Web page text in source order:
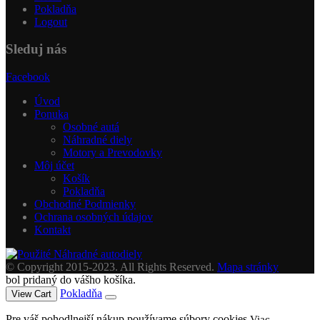
Pokladňa
Logout
Sleduj nás
Facebook
Úvod
Ponuka
Osobné autá
Náhradné diely
Motory a Prevodovky
Môj účet
Košík
Pokladňa
Obchodné Podmienky
Ochrana osobných údajov
Kontakt
© Copyright 2015-2023. All Rights Reserved. Mapa stránky
bol pridaný do vášho košíka.
View Cart Pokladňa